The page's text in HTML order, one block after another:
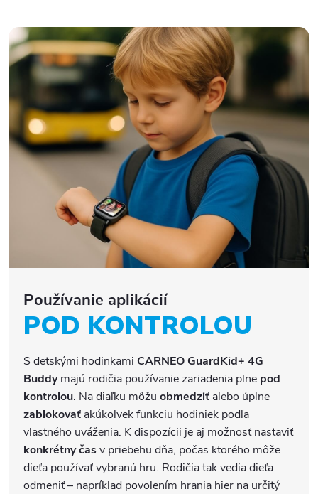
Používanie aplikácií
POD KONTROLOU
S detskými hodinkamiCARNEO GuardKid+ 4G
Buddymajú rodičia používanie zariadenia plne pod
kontrolou. Na diaľku môžuobmedziť alebo úplne
zablokovať akúkoľvek funkciu hodiniek podľa
vlastného uváženia. K dispozícii je aj možnosť nastaviť
konkrétny časv priebehu dňa, počas ktorého môže
dieťa používať vybranú hru. Rodičia tak vedia dieťa
odmeniť – napríklad povolením hrania hier na určitý